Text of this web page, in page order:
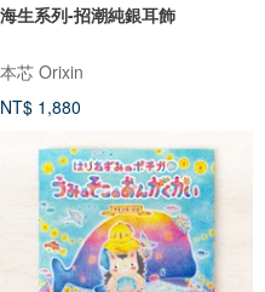
海生系列-招潮純銀耳飾
本芯 Orixin
NT$ 1,880